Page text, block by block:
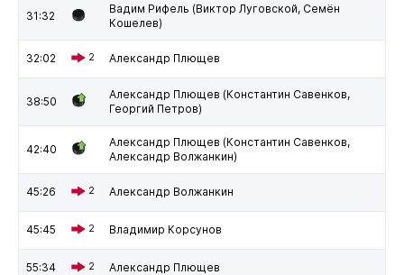
31:32
Вадим Рифель (Виктор Луговской, Семён
Кошелев)
32:02 2 Александр Плющев
38:50
Александр Плющев (Константин Савенков,
Георгий Петров)
42:40
Александр Плющев (Константин Савенков,
Александр Волжанкин)
45:26 2 Александр Волжанкин
45:45 2 Владимир Корсунов
55:34 2 Александр Плющев